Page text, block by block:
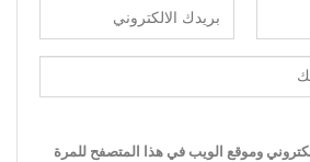
وموقع الويب في هذا المتصفح للمرة